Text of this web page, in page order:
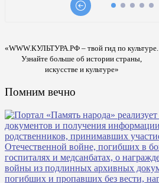
«WWW.КУЛЬТУРА.РФ – твой гид по культуре.
Узнайте больше об истории страны,
искусстве и культуре»
Помним вечно